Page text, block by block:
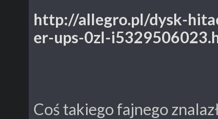
http://allegro.pl/dysk-
er-ups-0zl-
Coś takiego fajnego